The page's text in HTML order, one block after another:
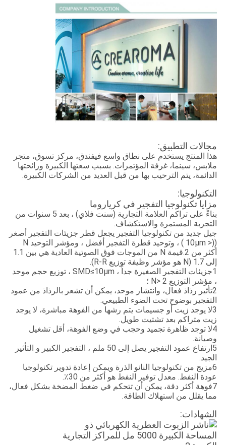
مجالات التطبيق:
هذا المنتج يستخدم على نطاق واسع فيفندق، مركز تسوق، متجر
ملابس، سينما، غرفة المؤتمرات. بسبب سعتها الكبيرة ورائحتها
الدائمة، يتم الترحيب بها من قبل العديد من الشركات الكبيرة.
التكنولوجيا:
مزايا تكنولوجيا التفجير في كرياروما
بناءً على تراكم العلامة التجارية (سنت فلاي) ، بعد 5 سنوات من
التجربة المستمرة والاستكشاف.
جيل جديد من تكنولوجيا التفجير يجعل قطر جزيئات التفجير أصغر
((< 10μm ) ، وتوحيد قطرة التفجير أفضل ، ومؤشر التوحيد N
أكثر من 2.قيمة N من الموجات فوق الصوتية العادية هي بين 1.1
إلى 1.7 (N هو مؤشر وظيفة توزيع R-R).
1جزيئات التفجير الصغيرة جداً ، SMD≤10μm ، توزيع حجم موحد
، مؤشر التوزيع N> 2 ؛
2تأثير رذاذ فعال، وانتشار موحد، يمكن أن تشعر بالرذاذ من عمود
التفجير بوضوح تحت الضوء الطبيعي.
3لا يوجد زيت أو جسيمات يتم رشها من الفوهة مباشرة، لا يوجد
زيت متراكم بعد تشتيت طويل.
4لا توجد ظاهرة تجميد وحجب في وضع الفوهة، أقل تشغيل
وصيانة.
5ارتفاع عمود التفجير يصل إلى 50 ملم ، التفجير الكبير و التأثير
الجيد.
6مزيج من تكنولوجيا النانو الذرة ويمكن إعادة تدوير تكنولوجيا
عودة النفط. معدل توفير النفط هو أكثر من 30٪.
7فوهة أكثر دقة، يمكن أن تتحكم في ضغط المضخة بشكل فعال،
مما يقلل من استهلاك الطاقة.
الشهادات: